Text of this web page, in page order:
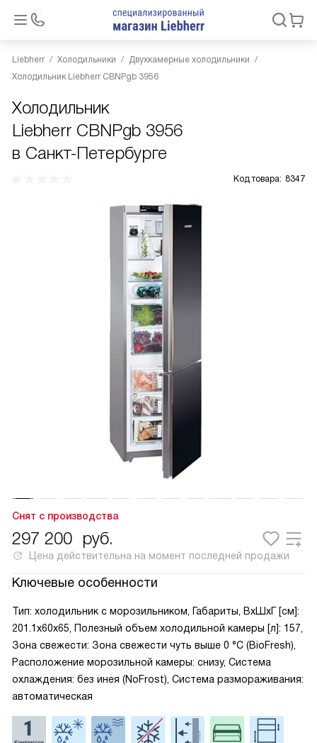
Liebherr Холодильники
Двухкамерные холодильники
Холодильник Liebherr CBNPgb 3956
Холодильник
Liebherr CBNPgb 3956
в Санкт-Петербурге
Код товара: 8347
Снят с производства
297 200 руб.
Цена действительна на момент последней продажи
Ключевые особенности
Тип: холодильник с морозильником, Габариты, ВxШxГ [см]:
201.1x60x65, Полезный объем холодильной камеры [л]: 157,
Зона свежести: Зона свежести чуть выше 0 °С (BioFresh),
Расположение морозильной камеры: снизу, Система
охлаждения: без инея (NoFrost), Система размораживания:
автоматическая